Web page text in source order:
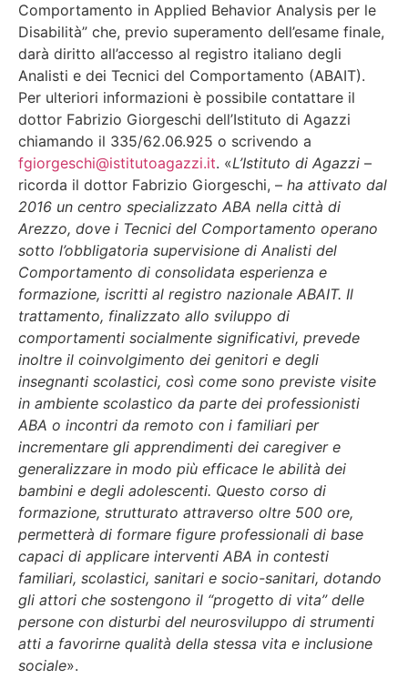
Comportamento in Applied Behavior Analysis per le
Disabilità” che, previo superamento dell’esame finale,
darà diritto all’accesso al registro italiano degli
Analisti e dei Tecnici del Comportamento (ABAIT).
Per ulteriori informazioni è possibile contattare il
dottor Fabrizio Giorgeschi dell’Istituto di Agazzi
chiamando il 335/62.06.925 o scrivendo a
fgiorgeschi@istitutoagazzi.it. «L’Istituto di Agazzi –
ricorda il dottor Fabrizio Giorgeschi, – ha attivato dal
2016 un centro specializzato ABA nella città di
Arezzo, dove i Tecnici del Comportamento operano
sotto l’obbligatoria supervisione di Analisti del
Comportamento di consolidata esperienza e
formazione, iscritti al registro nazionale ABAIT. Il
trattamento, finalizzato allo sviluppo di
comportamenti socialmente significativi, prevede
inoltre il coinvolgimento dei genitori e degli
insegnanti scolastici, così come sono previste visite
in ambiente scolastico da parte dei professionisti
ABA o incontri da remoto con i familiari per
incrementare gli apprendimenti dei caregiver e
generalizzare in modo più efficace le abilità dei
bambini e degli adolescenti. Questo corso di
formazione, strutturato attraverso oltre 500 ore,
permetterà di formare figure professionali di base
capaci di applicare interventi ABA in contesti
familiari, scolastici, sanitari e socio-sanitari, dotando
gli attori che sostengono il “progetto di vita” delle
persone con disturbi del neurosviluppo di strumenti
atti a favorirne qualità della stessa vita e inclusione
sociale».